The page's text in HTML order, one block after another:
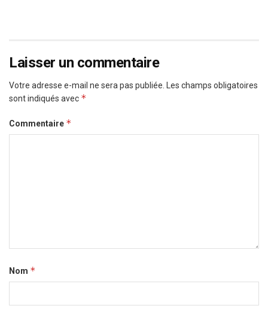
Laisser un commentaire
Votre adresse e-mail ne sera pas publiée. Les champs obligatoires
sont indiqués avec *
Commentaire *
Nom *